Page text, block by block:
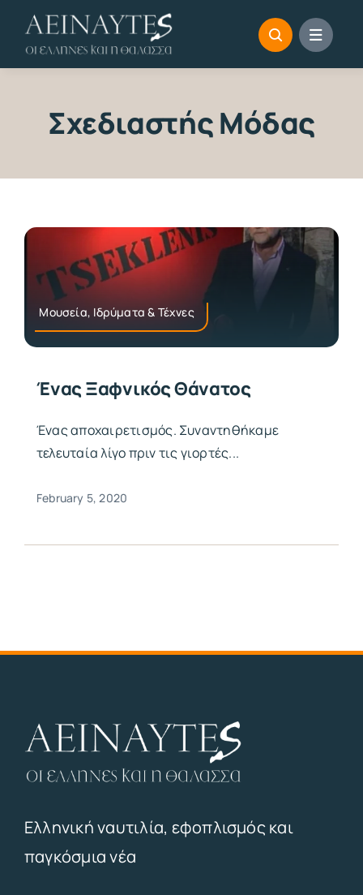
content
Σχεδιαστής Μόδας
Μουσεία, Ιδρύματα & Τέχνες
Ένας Ξαφνικός Θάνατος
Ένας αποχαιρετισμός. Συναντηθήκαμε
τελευταία λίγο πριν τις γιορτές...
February 5, 2020
Ελληνική ναυτιλία, εφοπλισμός και
παγκόσμια νέα